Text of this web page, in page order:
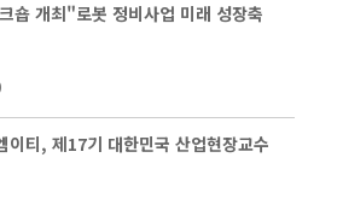
숍 개최"로봇 정비사업 미래 성장축
티, 제17기 대한민국 산업현장교수